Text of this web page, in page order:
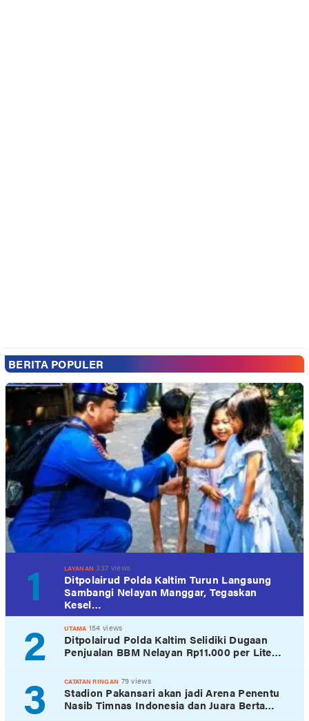
BERITA POPULER
1 LAYANAN 337 views
Ditpolairud Polda Kaltim Turun Langsung
Sambangi Nelayan Manggar, Tegaskan
Kesel…
2 UTAMA 154 views
Ditpolairud Polda Kaltim Selidiki Dugaan
Penjualan BBM Nelayan Rp11.000 per Lite…
3 CATATAN RINGAN 79 views
Stadion Pakansari akan jadi Arena Penentu
Nasib Timnas Indonesia dan Juara Berta…